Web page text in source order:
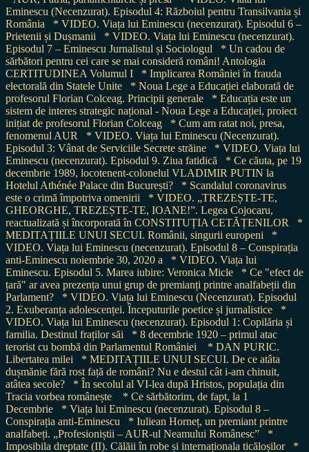
Eminescu (Necenzurat). Episodul 4: Războiul pentru Transilvania și
România
* VIDEO. Viața lui Eminescu (necenzurat). Episodul 6 –
Prietenii și Dușmanii
* VIDEO. Viața lui Eminescu (necenzurat).
Episodul 7 – Eminescu Jurnalistul și Sociologul
* Un cadou de
sărbători pentru cei care se mai consideră români! Antologia
CERTITUDINEA Volumul I
* Implicarea României în frauda
electorală din Statele Unite
* Noua Lege a Educației elaborată de
profesorul Florian Colceag. Principii generale
* Educația este un
sistem de interes strategic național - Noua Lege a Educației, proiect
inițiat de profesorul Florian Colceag
* Cum am ratat noi, presa,
fenomenul AUR
* VIDEO. Viața lui Eminescu (Necenzurat).
Episodul 3: Vânat de Serviciile Secrete străine
* VIDEO. Viața lui
Eminescu (necenzurat). Episodul 9. Ziua fatidică
* Ce căuta, pe 19
decembrie 1989, locotenent-colonelul VLADIMIR PUTIN la
Hotelul Athénée Palace din București?
* Scandalul coronavirus
este o crimă împotriva omenirii
* VIDEO. „TREZEȘTE-TE,
GHEORGHE, TREZEȘTE-TE, IOANE!”. Legea Cojocaru,
reactualizată și încorporată în CONSTITUȚIA CETĂȚENILOR
*
MEDITAȚIILE UNUI SECUI. Românii, singurii europeni
*
VIDEO. Viața lui Eminescu (necenzurat). Episodul 8 – Conspirația
anti-Eminescu noiembrie 30, 2020 a
* VIDEO. Viața lui
Eminescu. Episodul 5. Marea iubire: Veronica Micle
* Ce "efect de
țară" ar avea prezența unui grup de premianți printre analfabeții din
Parlament?
* VIDEO. Viața lui Eminescu (Necenzurat). Episodul
2. Exuberanța adolescenței. Începuturile poetice și jurnalistice
*
VIDEO. Viața lui Eminescu (necenzurat). Episodul 1: Copilăria și
familia. Destinul fraților săi
* 8 decembrie 1920 – primul atac
terorist cu bombă din Parlamentul României
* DAN PURIC.
Libertatea milei
* MEDITAȚIILE UNUI SECUI. De ce atâta
dușmănie fără rost față de români? Nu e destul cât i-am chinuit,
atâtea secole?
* În secolul al VI-lea după Hristos, populația din
Tracia vorbea românește
* Ce sărbătorim, de fapt, la 1
Decembrie
* Viața lui Eminescu (necenzurat). Episodul 8 –
Conspirația anti-Eminescu
* Iuliean Horneț, un premiant printre
analfabeți. „Profesioniștii – AUR-ul Neamului Românesc”
*
Imposibila dreptate (II). Călăii în robe și internaționala ticăloșilor
*